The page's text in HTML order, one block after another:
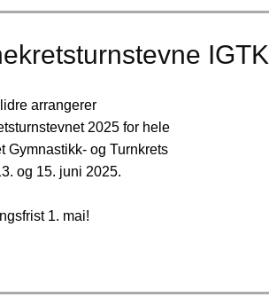
IGTK
arrangerer
2025 for hele
Gymnastikk- og Turnkrets
og 15. juni 2025.
1. mai!